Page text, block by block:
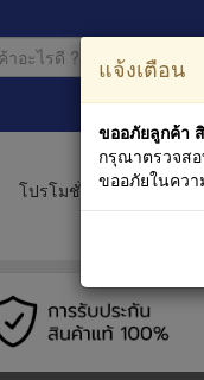
โปรโมชั่น ตารางรา
แจ้งเตือน
ขออภัยลูกค้า
กรุณาตรวจส
ขออภัยในควา